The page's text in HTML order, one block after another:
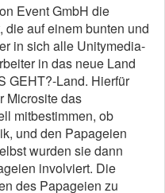
Event GmbH die
auf einem bunten und
in sich alle Unitymedia-
in das neue Land
GEHT?-Land. Hierfür
Microsite das
mitbestimmen, ob
und den Papageien
wurden sie dann
involviert. Die
des Papageien zu